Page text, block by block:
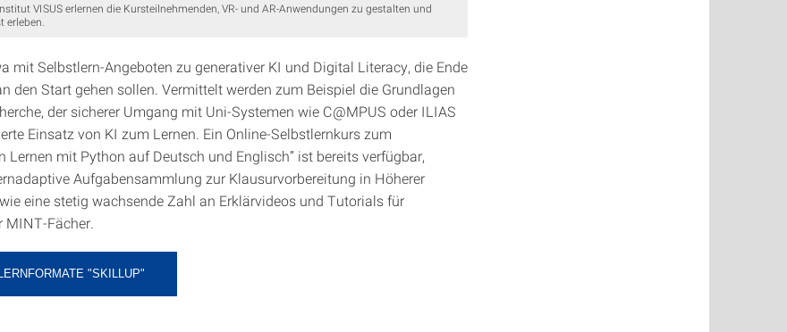
VISUS erlernen die Kursteilnehmenden, VR- und AR-Anwendungen zu gestalten und
erleben.
mit Selbstlern-Angeboten zu generativer KI und Digital Literacy, die Ende
den Start gehen sollen. Vermittelt werden zum Beispiel die Grundlagen
der sicherer Umgang mit Uni-Systemen wie C@MPUS oder ILIAS
Einsatz von KI zum Lernen. Ein Online-Selbstlernkurs zum
Lernen mit Python auf Deutsch und Englisch” ist bereits verfügbar,
Aufgabensammlung zur Klausurvorbereitung in Höherer
eine stetig wachsende Zahl an Erklärvideos und Tutorials für
MINT-Fächer.
"SKILLUP"